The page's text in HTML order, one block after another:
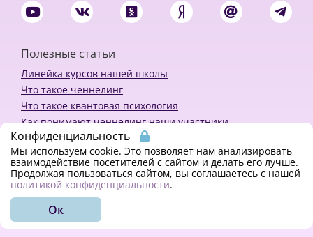
Полезные статьи
Линейка курсов нашей школы
Что такое ченнелинг
Что такое квантовая психология
Как понимают ченнелинг наши участники
Политика конфиденциальности
Закажи ченнелинг
© 2018 - 2023 Kvreal2018 | All rights reserved.
Конфиденциальность
Мы используем cookie. Это позволяет нам анализировать
взаимодействие посетителей с сайтом и делать его лучше.
Продолжая пользоваться сайтом, вы соглашаетесь с нашей
политикой конфиденциальности.
Ок